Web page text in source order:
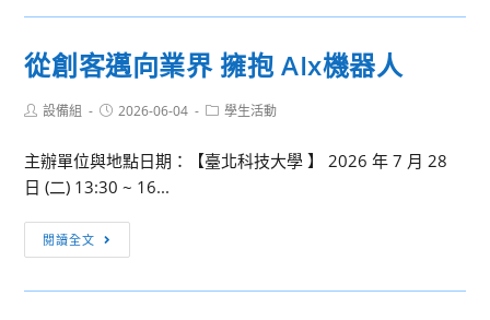
戰
賽
七
國
海
日」
從創客邁向業界 擁抱 AIx機器人
Post設備組
Post2026-06-04
Post學生活動
主辦單位與地點日期：【臺北科技大學 】 2026 年 7 月 28
日 (二) 13:30 ~ 16...
閱讀全文
創
客